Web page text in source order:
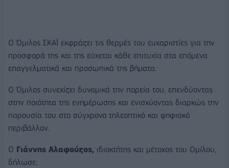
Ο Όμιλος ΣΚΑΪ εκφράζει τις θερμές του ευχαριστίες για την
προσφορά της και της εύχεται κάθε επιτυχία στα επόμενα
επαγγελματικά και προσωπικά της βήματα.
Ο Όμιλος συνεχίζει δυναμικά την πορεία του, επενδύοντας
στην ποιότητα της ενημέρωσης και ενισχύοντας διαρκώς την
παρουσία του στο σύγχρονο τηλεοπτικό και ψηφιακό
περιβάλλον.
Ο Γιάννης Αλαφούζος, ιδιοκτήτης και μέτοχος του Ομίλου,
δήλωσε: